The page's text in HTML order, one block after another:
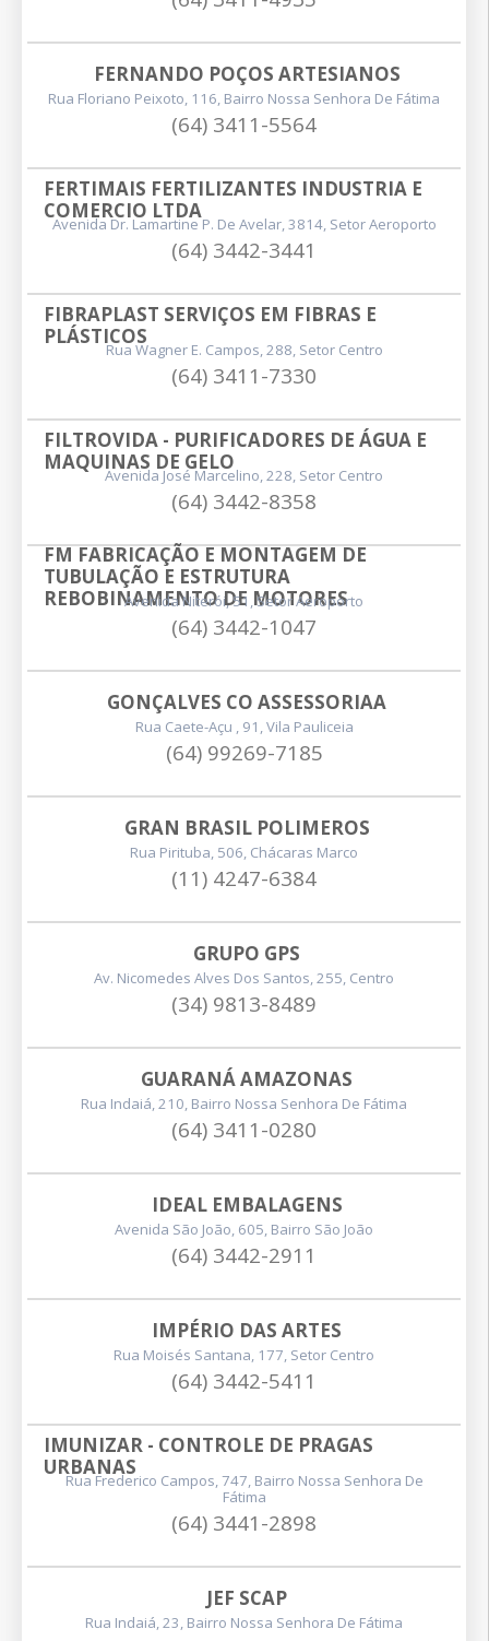
FERNANDO POÇOS ARTESIANOS
Rua Floriano Peixoto, 116, Bairro Nossa Senhora De Fátima
(64) 3411-5564
FERTIMAIS FERTILIZANTES INDUSTRIA E
COMERCIO LTDA
Avenida Dr. Lamartine P. De Avelar, 3814, Setor Aeroporto
(64) 3442-3441
FIBRAPLAST SERVIÇOS EM FIBRAS E
PLÁSTICOS
Rua Wagner E. Campos, 288, Setor Centro
(64) 3411-7330
FILTROVIDA - PURIFICADORES DE ÁGUA E
MAQUINAS DE GELO
Avenida José Marcelino, 228, Setor Centro
(64) 3442-8358
FM FABRICAÇÃO E MONTAGEM DE
TUBULAÇÃO E ESTRUTURA
REBOBINAMENTO DE MOTORES
Avenida Niterói, 51, Setor Aeroporto
(64) 3442-1047
GONÇALVES CO ASSESSORIAA
Rua Caete-Açu , 91, Vila Pauliceia
(64) 99269-7185
GRAN BRASIL POLIMEROS
Rua Pirituba, 506, Chácaras Marco
(11) 4247-6384
GRUPO GPS
Av. Nicomedes Alves Dos Santos, 255, Centro
(34) 9813-8489
GUARANÁ AMAZONAS
Rua Indaiá, 210, Bairro Nossa Senhora De Fátima
(64) 3411-0280
IDEAL EMBALAGENS
Avenida São João, 605, Bairro São João
(64) 3442-2911
IMPÉRIO DAS ARTES
Rua Moisés Santana, 177, Setor Centro
(64) 3442-5411
IMUNIZAR - CONTROLE DE PRAGAS
URBANAS
Rua Frederico Campos, 747, Bairro Nossa Senhora De
Fátima
(64) 3441-2898
JEF SCAP
Rua Indaiá, 23, Bairro Nossa Senhora De Fátima